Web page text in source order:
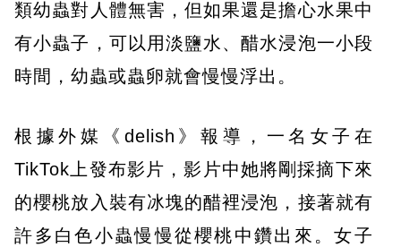
類幼蟲對人體無害，但如果還是擔心水果中
有小蟲子，可以用淡鹽水、醋水浸泡一小段
時間，幼蟲或蟲卵就會慢慢浮出。
根據外媒《delish》報導，一名女子在
TikTok上發布影片，影片中她將剛採摘下來
的櫻桃放入裝有冰塊的醋裡浸泡，接著就有
許多白色小蟲慢慢從櫻桃中鑽出來。女子